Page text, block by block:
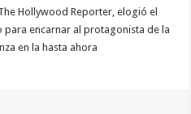
Hollywood Reporter, elogió el
para encarnar al protagonista de la
en la hasta ahora